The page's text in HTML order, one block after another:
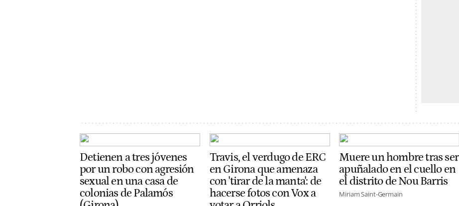
Detienen a tres jóvenes
por un robo con agresión
sexual en una casa de
colonias de Palamós
Travis, el verdugo de ERC
en Girona que amenaza
con 'tirar de la manta': de
hacerse fotos con Vox a
Muere un hombre tras ser
apuñalado en el cuello en
el distrito de Nou Barris
Miriam Saint-Germain